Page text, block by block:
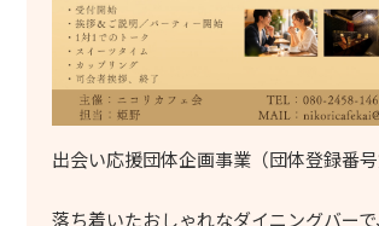
出会い応援団体企画事業（団体登録番号
落ち着いたおしゃれなダイニングバーで